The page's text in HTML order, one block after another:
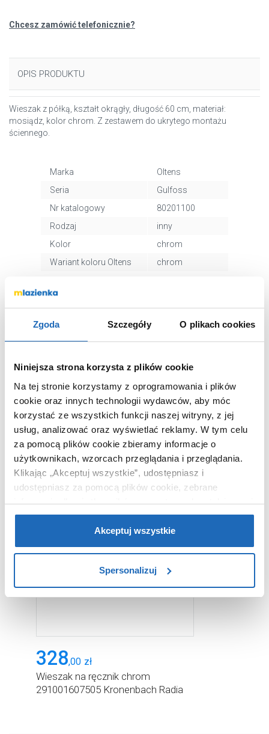
Zgoda Szczegóły O plikach cookies
Niniejsza strona korzysta z plików cookie
Na tej stronie korzystamy z oprogramowania i plików
cookie oraz innych technologii wydawców, aby móc
korzystać ze wszystkich funkcji naszej witryny, z jej
usług, analizować oraz wyświetlać reklamy. W tym celu
za pomocą plików cookie zbieramy informacje o
użytkownikach, wzorcach przeglądania i przeglądania.
Klikając „Akceptuj wszystkie”, udostępniasz i
udostępniasz za pomocą plików cookie, zebrane
informacje dla użytkowników zewnętrznych, a także nasi
partnerzy reklamowi.Jeśli chcesz, włącz „Tylko
wymagane pliki cookie”.Pamiętaj jednak, że
zablokowane niektóre pliki cookie mogą mieć wpływ na
plikach cookie”.
Akceptuj wszystkie
Spersonalizuj
Chcesz zamówić telefonicznie?
OPIS PRODUKTU
Wieszak z półką, kształt okrągły, długość 60 cm, materiał:
mosiądz, kolor chrom. Z zestawem do ukrytego montażu
ściennego.
Marka
Oltens
Seria
Gulfoss
Nr katalogowy
80201100
Rodzaj
inny
Kolor
chrom
Wariant koloru Oltens
chrom
Kod EAN
opakowaniem
Dane producenta
Zobacz
KUPOWANE Z
328,00 zł
Wieszak na ręcznik chrom
291001607505 Kronenbach Radia